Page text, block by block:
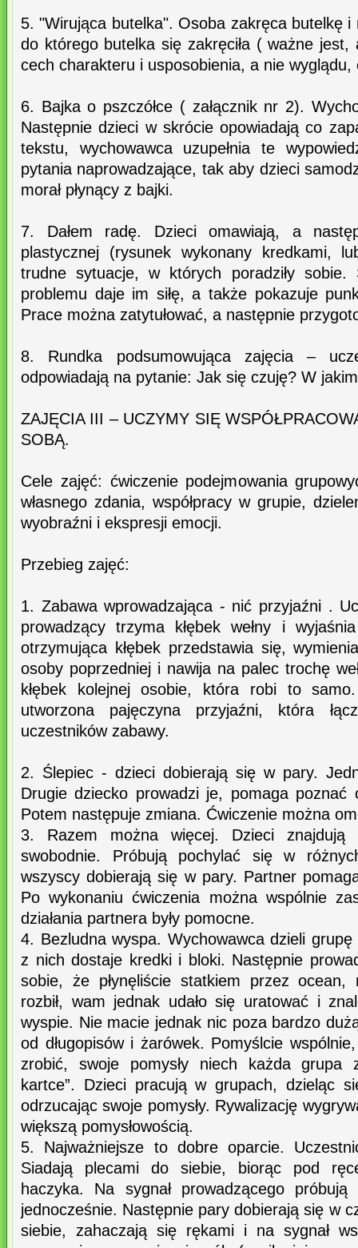
5. "Wirująca butelka". Osoba zakręca butelkę i
do którego butelka się zakręciła ( ważne jest,
cech charakteru i usposobienia, a nie
6. Bajka o pszczółce ( załącznik nr 2).
Następnie dzieci w skrócie opowiadają co
tekstu, wychowawca uzupełnia te
pytania naprowadzające, tak aby dzieci
morał płynący z bajki.
7. Dałem radę. Dzieci omawiają, a
plastycznej (rysunek wykonany kredkami,
trudne sytuacje, w których poradziły sobie.
problemu daje im siłę, a także pokazuje
Prace można zatytułować, a następnie
8. Rundka podsumowująca zajęcia –
odpowiadają na pytanie: Jak się czuję? W
ZAJĘCIA III – UCZYMY SIĘ
SOBĄ.
Cele zajęć: ćwiczenie podejmowania
własnego zdania, współpracy w grupie,
wyobraźni i ekspresji emocji.
Przebieg zajęć:
1. Zabawa wprowadzająca - nić przyjaźni .
prowadzący trzyma kłębek wełny i
otrzymująca kłębek przedstawia się,
osoby poprzedniej i nawija na palec trochę
kłębek kolejnej osobie, która robi to
utworzona pajęczyna przyjaźni, która
uczestników zabawy.
2. Ślepiec - dzieci dobierają się w pary.
Drugie dziecko prowadzi je, pomaga poznać
Potem następuje zmiana. Ćwiczenie można
3. Razem można więcej. Dzieci znajdują
swobodnie. Próbują pochylać się w
wszyscy dobierają się w pary. Partner
Po wykonaniu ćwiczenia można wspólnie
działania partnera były pomocne.
4. Bezludna wyspa. Wychowawca dzieli
z nich dostaje kredki i bloki. Następnie
sobie, że płynęliście statkiem przez
rozbił, wam jednak udało się uratować i
wyspie. Nie macie jednak nic poza bardzo
od długopisów i żarówek. Pomyślcie
zrobić, swoje pomysły niech każda grupa
kartce”. Dzieci pracują w grupach, dzieląc
odrzucając swoje pomysły. Rywalizację
większą pomysłowością.
5. Najważniejsze to dobre oparcie.
Siadają plecami do siebie, biorąc pod
haczyka. Na sygnał prowadzącego
jednocześnie. Następnie pary dobierają się w
siebie, zahaczają się rękami i na sygnał